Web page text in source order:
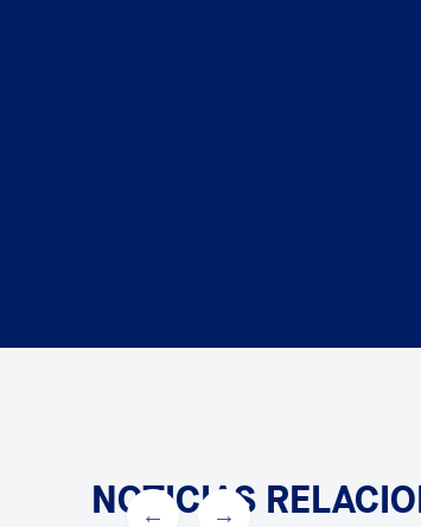
NOTICIAS